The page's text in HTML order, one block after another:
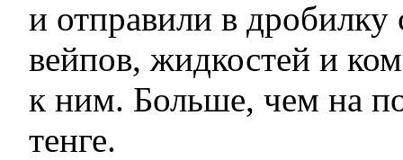
и отправили в
вейпов, жидкостей и
к ним. Больше, чем на
тенге.